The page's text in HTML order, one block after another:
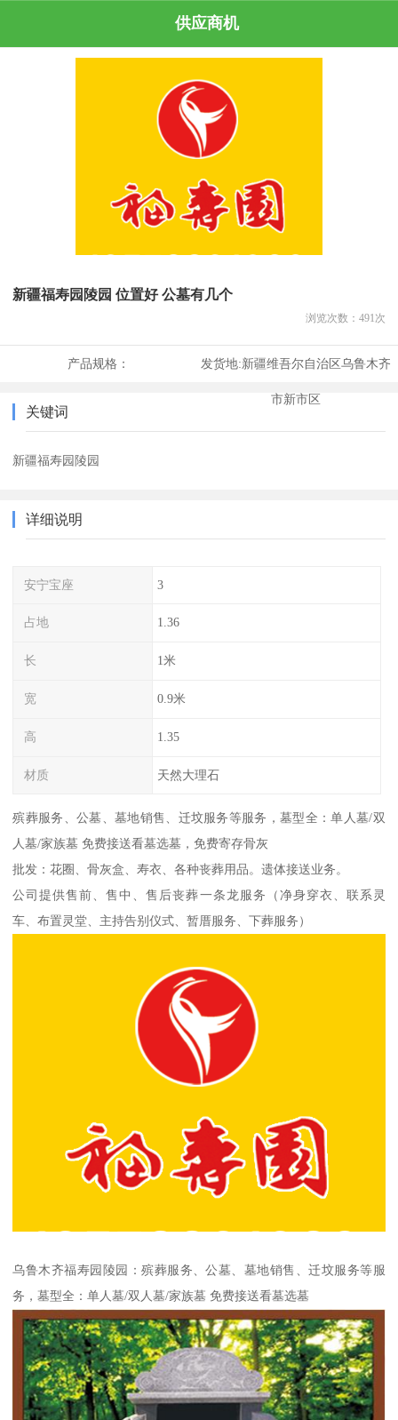
供应商机
新疆福寿园陵园 位置好 公墓有几个
浏览次数： 491 次
产品规格： 发货地:新疆维吾尔自治区乌鲁木齐
市新市区
关键词
新疆福寿园陵园
详细说明
安宁宝座 3
占地 1.36
长 1米
宽 0.9米
高 1.35
材质 天然大理石
殡葬服务、公墓、墓地销售、迁坟服务等服务，墓型全：单人墓/双
人墓/家族墓 免费接送看墓选墓，免费寄存骨灰
批发：花圈、骨灰盒、寿衣、各种丧葬用品。遗体接送业务。
公司提供售前、售中、售后丧葬一条龙服务（净身穿衣、联系灵
车、布置灵堂、主持告别仪式、暂厝服务、下葬服务）
乌鲁木齐福寿园陵园：殡葬服务、公墓、墓地销售、迁坟服务等服
务，墓型全：单人墓/双人墓/家族墓 免费接送看墓选墓